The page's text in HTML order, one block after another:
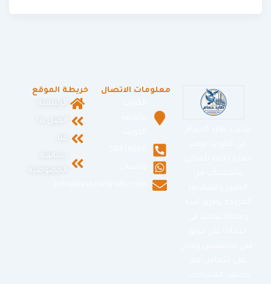
معلومات الاتصال
خريطة الموقع
الرئيسية
اتصل بنا
عنا
سياسة
الخصوصية